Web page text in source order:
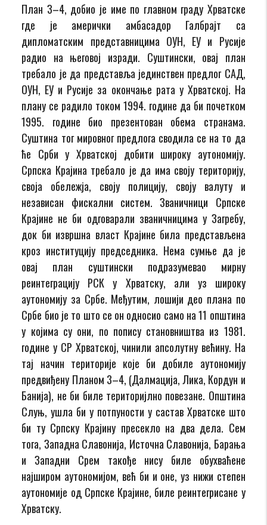
План З–4, добио је име по главном граду Хрватске
где је амерички амбасадор Галбрајт са
дипломатским представницима ОУН, ЕУ и Русије
радио на његовој изради. Суштински, овај план
требало је да представља јединствен предлог САД,
ОУН, ЕУ и Русије за окончање рата у Хрватској. На
плану се радило током 1994. године да би почетком
1995. године био презентован обема странама.
Суштина тог мировног предлога сводила се на то да
ће Срби у Хрватској добити широку аутономију.
Српска Крајина требало је да има своју територију,
своја обележја, своју полицију, своју валуту и
независан фискални систем. Званичници Српске
Крајине не би одговарали званичницима у Загребу,
док би извршна власт Крајине била представљена
кроз институцију председника. Нема сумње да је
овај план суштински подразумевао мирну
реинтеграцију РСК у Хрватску, али уз широку
аутономију за Србе. Међутим, лошији део плана по
Србе био је то што се он односио само на 11 општина
у којима су они, по попису становништва из 1981.
године у СР Хрватској, чинили апсолутну већину. На
тај начин територије које би добиле аутономију
предвиђену Планом 3–4, (Далмација, Лика, Кордун и
Банија), не би биле територијлно повезане. Општина
Слуњ, ушла би у потпуности у састав Хрватске што
би ту Српску Крајину пресекло на два дела. Сем
тога, Западна Славонија, Источна Славонија, Барања
и Западни Срем такође нису биле обухваћене
најширом аутономијом, већ би и оне, уз нижи степен
аутономије од Српске Крајине, биле реинтегрисане у
Хрватску.